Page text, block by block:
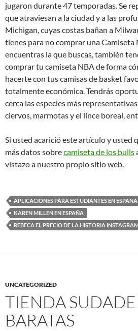
jugaron durante 47 temporadas. Se
que atraviesan a la ciudad y a las
Michigan, cuyas costas bañan a
tienes para no comprar una Camiseta
encuentras la que buscas, también
comprar tu camiseta NBA de forma
hacerte con tus camisas de basket
totalmente económica. Tendrás
cerca las especies más
ciervos, marmotas y el lince boreal,
Si usted acarició este artículo y usted
más datos sobrecamiseta de los bulls
vistazo a nuestro propio sitio web.
APLICACIONES PARA ESTUDIANTES EN ESPAÑA
KAREN MILLEN EN ESPAÑA
REBECA EL PRECIO DE LA HISTORIA
UNCATEGORIZED
TIENDA
BARATAS